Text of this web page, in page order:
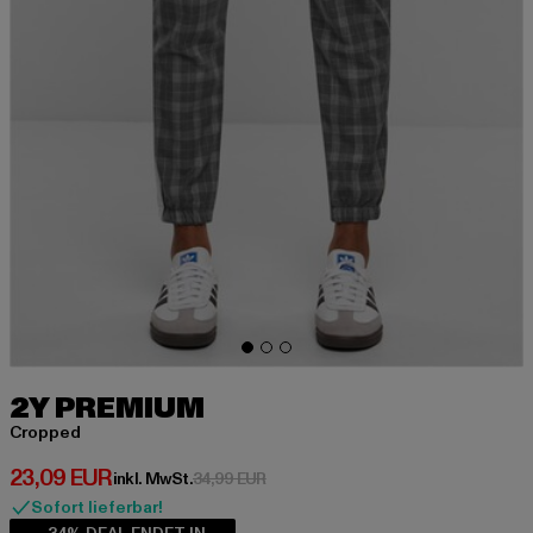
2Y PREMIUM
Cropped
23,09 EUR
Derzeitiger Preis: 23,09 EUR
inkl. MwSt.34,99 EURAktionspreis: 34,99 EUR
Sofort lieferbar!